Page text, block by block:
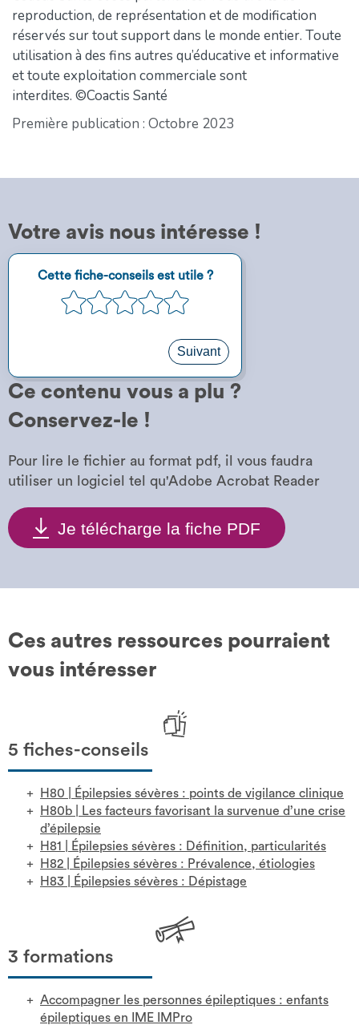
reproduction, de représentation et de modification
réservés sur tout support dans le monde entier. Toute
utilisation à des fins autres qu’éducative et informative
et toute exploitation commerciale sont
interdites. ©Coactis Santé
Première publication : Octobre 2023
Votre avis nous intéresse !
Étape
Cette fiche-conseils est utile ?
1
2
3
4
5
Suivant
Ce contenu vous a plu ?
Conservez-le !
Pour lire le fichier au format pdf, il vous faudra
utiliser un logiciel tel qu'Adobe Acrobat Reader
Je télécharge la fiche PDF
Ces autres ressources pourraient
vous intéresser
5 fiches-conseils
H80
Épilepsies sévères : points de vigilance clinique
H80b
Les facteurs favorisant la survenue d’une crise
d’épilepsie
H81
Épilepsies sévères : Définition, particularités
H82
Épilepsies sévères : Prévalence, étiologies
H83
Épilepsies sévères : Dépistage
3 formations
Accompagner les personnes épileptiques : enfants
épileptiques en IME IMPro